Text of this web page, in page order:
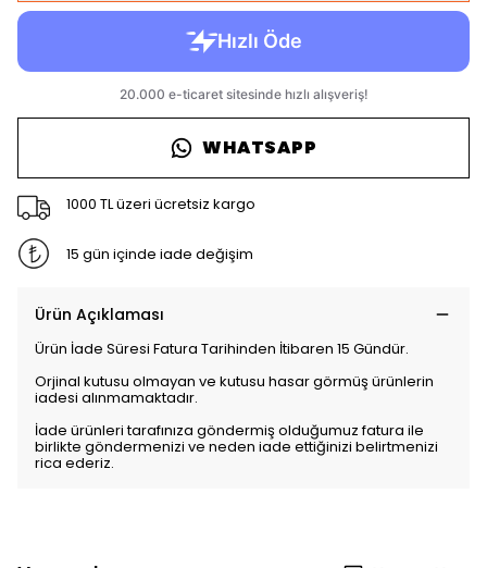
WHATSAPP
1000 TL üzeri ücretsiz kargo
15 gün içinde iade değişim
Ürün Açıklaması
Ürün İade Süresi Fatura Tarihinden İtibaren 15 Gündür.
Orjinal kutusu olmayan ve kutusu hasar görmüş ürünlerin
iadesi alınmamaktadır.
İade ürünleri tarafınıza göndermiş olduğumuz fatura ile
birlikte göndermenizi ve neden iade ettiğinizi belirtmenizi
rica ederiz.